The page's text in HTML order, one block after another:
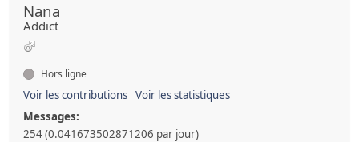
Nana
Addict
Hors ligne
Voir les contributions Voir les statistiques
Messages:
254 (0.041673502871206 par jour)